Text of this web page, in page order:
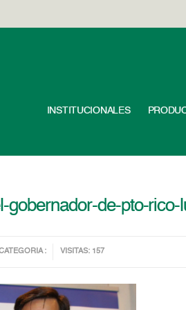
INSTITUCIONALES
gobernador-de-pto-rico-
: VISITAS: 157